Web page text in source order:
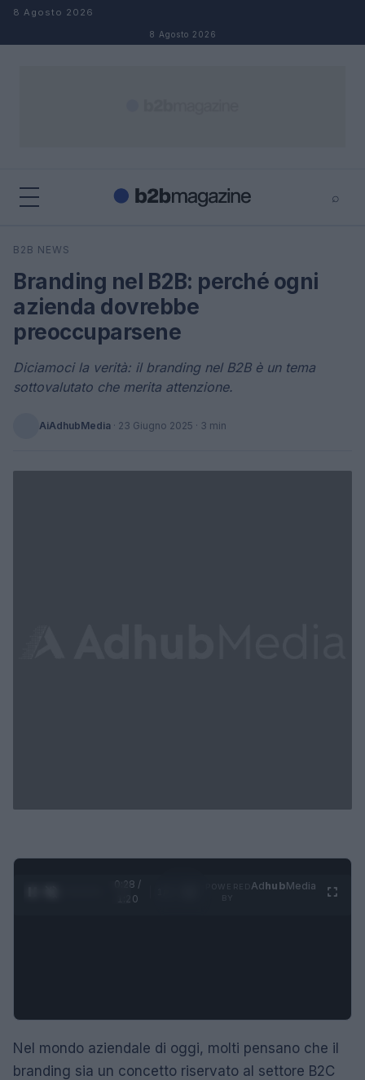
Salta al contenuto
8 Agosto 2026
8 Agosto 2026
⌕
Cerca
B2B NEWS
Branding nel B2B: perché ogni
azienda dovrebbe
preoccuparsene
Diciamoci la verità: il branding nel B2B è un tema
sottovalutato che merita attenzione.
AiAdhubMedia · 23 Giugno 2025 · 3 min
0:29 /
1:20
AdhubMedia
Nel mondo aziendale di oggi, molti pensano che il
branding sia un concetto riservato al settore B2C